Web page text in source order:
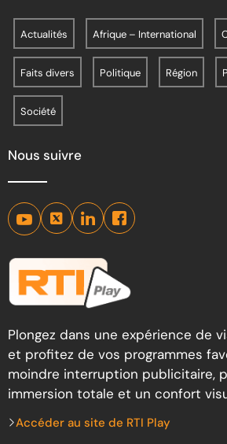
Actualités Afrique – International
Faits divers Politique Région
Société
Nous suivre
Plongez dans une expérience de
et profitez de vos programmes
moindre interruption publicitaire,
immersion totale et un confort
Accéder au site de RTI Play